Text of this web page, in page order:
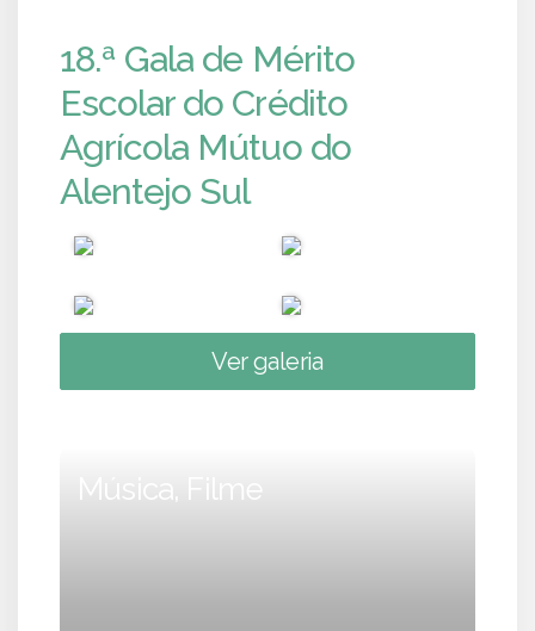
18.ª Gala de Mérito
Escolar do Crédito
Agrícola Mútuo do
Alentejo Sul
Ver galeria
Música, Filme